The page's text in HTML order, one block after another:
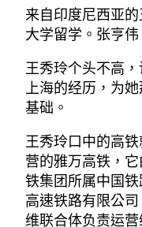
来自印度尼西亚
大学留学。张亨伟
王秀玲个头不高
上海的经历，为
基础。
王秀玲口中的高
营的雅万高铁，
铁集团所属中国
高速铁路有限公
维联合体负责运